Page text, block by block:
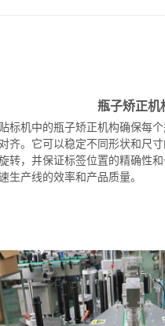
瓶子矫正机
贴标机中的瓶子矫正机构确保每
对齐。它可以稳定不同形状和尺
转，并保证标签位置的精确性
生产线的效率和产品质量。